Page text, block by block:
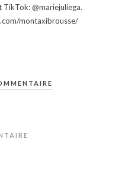
@mariejuliega.
montaxibrousse/